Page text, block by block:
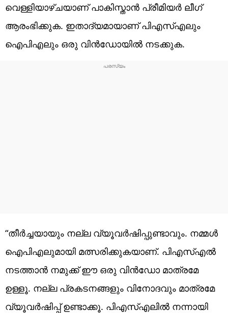
വെള്ളിയാഴ്ചയാണ് പാകിസ്താൻ പ്രീമിയർ ലീഗ്
ആരംഭിക്കുക. ഇതാദ്യമായാണ് പിഎസ്എലും
ഐപിഎലും ഒരു വിൻഡോയിൽ നടക്കുക.
“തീർച്ചയായും നല്ല വ്യൂവർഷിപ്പുണ്ടാവും. നമ്മൾ
ഐപിഎലുമായി മത്സരിക്കുകയാണ്. പിഎസ്എൽ
നടത്താൻ നമുക്ക് ഈ ഒരു വിൻഡോ മാത്രമേ
ഉള്ളൂ. നല്ല പ്രകടനങ്ങളും വിനോദവും മാത്രമേ
വ്യൂവർഷിപ്പ് ഉണ്ടാക്കൂ. പിഎസ്എലിൽ നന്നായി